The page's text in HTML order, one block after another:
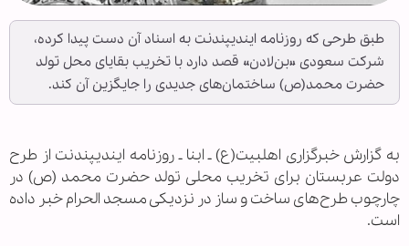
طبق طرحی که روزنامه ایندیپندنت به اسناد آن دست پیدا کرده،
شرکت سعودی «بن‌لادن» قصد دارد با تخریب بقایای محل تولد
حضرت محمد(ص) ساختمان‌های جدیدی را جایگزین آن کند.
به گزارش خبرگزاری اهل‎بیت(ع) ـ ابنا ـ روزنامه ایندیپندنت از طرح
دولت عربستان برای تخریب محلی تولد حضرت محمد (ص) در
چارچوب طرح‌های ساخت و ساز در نزدیکی مسجد الحرام خبر داده
است.